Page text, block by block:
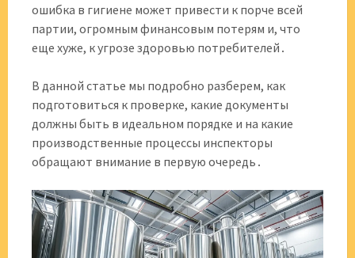
ошибка в гигиене может привести к порче всей
партии, огромным финансовым потерям и, что
еще хуже, к угрозе здоровью потребителей․
В данной статье мы подробно разберем, как
подготовиться к проверке, какие документы
должны быть в идеальном порядке и на какие
производственные процессы инспекторы
обращают внимание в первую очередь․